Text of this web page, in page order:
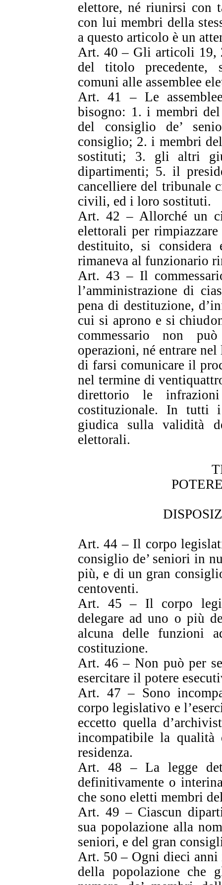
elettore, né riunirsi con
con lui membri della
a questo articolo è un
Art. 40 – Gli articoli 19,
del titolo precedente,
comuni alle assemblee
Art. 41 – Le
bisogno: 1. i membri
del consiglio de’
consiglio; 2. i membri
sostituti; 3. gli altri
dipartimenti; 5. il
cancelliere del tribunale
civili, ed i loro sostituti.
Art. 42 – Allorché un
elettorali per
destituito, si
rimaneva al funzionario
Art. 43 – Il
l’amministrazione di
pena di destituzione,
cui si aprono e si
commessario non
operazioni, né entrare
di farsi comunicare il
nel termine di
direttorio le
costituzionale. In tutti
giudica sulla validità
elettorali.
Art. 44 – Il corpo
consiglio de’ seniori in
più, e di un gran
centoventi.
Art. 45 – Il corpo
delegare ad uno o più
alcuna delle funzioni
costituzione.
Art. 46 – Non può per
esercitare il potere
Art. 47 – Sono
corpo legislativo e
eccetto quella
incompatibile la
residenza.
Art. 48 – La legge
definitivamente o
che sono eletti membri
Art. 49 – Ciascun
sua popolazione alla
seniori, e del gran
Art. 50 – Ogni dieci
della popolazione che